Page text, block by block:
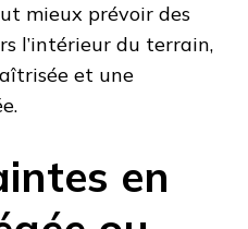
mieux prévoir des
l’intérieur du terrain,
et une
en